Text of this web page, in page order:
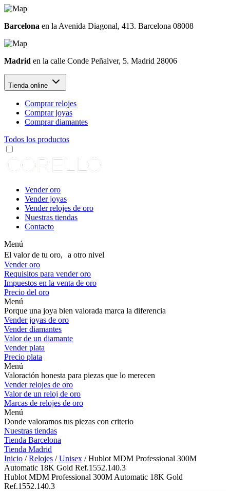
Barcelona en la Avenida Diagonal, 413. Barcelona 08008
Madrid en la calle Conde Peñalver, 5. Madrid 28006
Tienda online
Comprar relojes
Comprar joyas
Comprar diamantes
Todos los productos
Vender oro
Vender joyas
Vender relojes de oro
Nuestras tiendas
Contacto
Menú
El valor de tu oro, a otro nivel
Vender oro
Requisitos para vender oro
Impuestos en la venta de oro
Precio del oro
Menú
Porque una joya bien valorada marca la diferencia
Vender joyas de oro
Vender diamantes
Valor de un diamante
Vender plata
Precio plata
Menú
Valoración honesta para piezas que lo merecen
Vender relojes de oro
Valor de un reloj de oro
Marcas de relojes de oro
Menú
Donde valoramos tus piezas con criterio
Nuestras tiendas
Tienda Barcelona
Tienda Madrid
Inicio /Relojes /Unisex / Hublot MDM Professional 300M
Automatic 18K Gold Ref.1552.140.3
Hublot MDM Professional 300M Automatic 18K Gold
Ref.1552.140.3